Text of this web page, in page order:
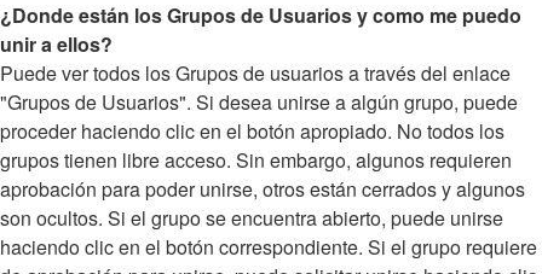
¿Donde están los Grupos de Usuarios y como me puedo
unir a ellos?
Puede ver todos los Grupos de usuarios a través del enlace
"Grupos de Usuarios". Si desea unirse a algún grupo, puede
proceder haciendo clic en el botón apropiado. No todos los
grupos tienen libre acceso. Sin embargo, algunos requieren
aprobación para poder unirse, otros están cerrados y algunos
son ocultos. Si el grupo se encuentra abierto, puede unirse
haciendo clic en el botón correspondiente. Si el grupo requiere